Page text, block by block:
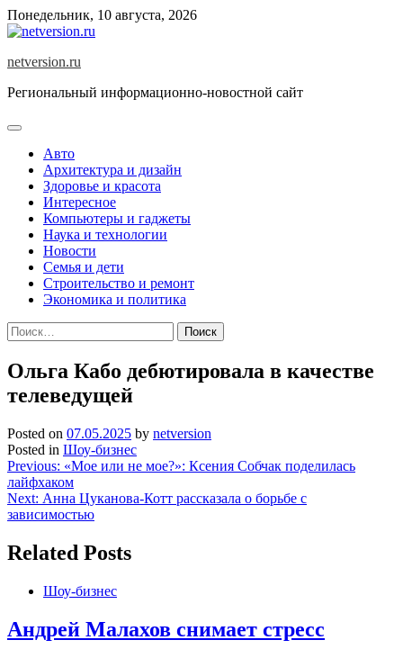
Skip
to
Понедельник, 10 августа, 2026
netversion.ru
Региональный информационно-новостной сайт
Авто
Архитектура и дизайн
Здоровье и красота
Интересное
Компьютеры и гаджеты
Наука и технологии
Новости
Семья и дети
Строительство и ремонт
Экономика и политика
Найти:
Ольга Кабо дебютировала в качестве
телеведущей
Posted on 07.05.2025 by netversion
Posted in Шоу-бизнес
Навигация
по
записям
Previous: «Мое или не мое?»: Ксения Собчак поделилась
лайфхаком
Next: Анна Цуканова-Котт рассказала о борьбе с
зависимостью
Related Posts
Шоу-бизнес
Андрей Малахов снимает стресс